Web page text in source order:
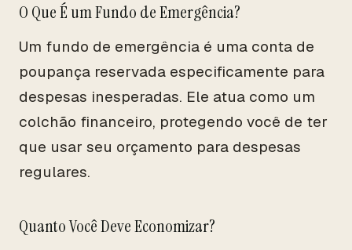
O Que É um Fundo de Emergência?
Um fundo de emergência é uma conta de
poupança reservada especificamente para
despesas inesperadas. Ele atua como um
colchão financeiro, protegendo você de ter
que usar seu orçamento para despesas
regulares.
Quanto Você Deve Economizar?